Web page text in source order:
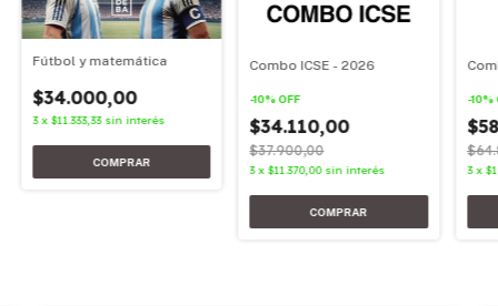
Fútbol y matemática
$34.000,00
3 x $11.333,33 sin interés
Combo ICSE - 2026
-10%OFF
$34.110,00
$37.900,00
3 x$11.370,00 sin interés
-10%
3 x